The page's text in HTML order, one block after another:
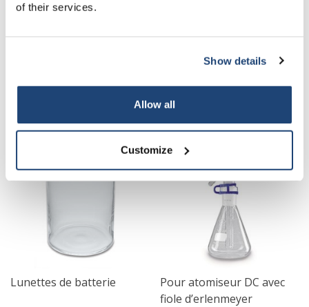
of their services.
Show details
Allow all
Customize
€50,30 Sans les taxes
Guide de repérage pour
€33,03 Sans les taxes
Lunettes de batterie
Pour atomiseur DC avec
fiole d’erlenmeyer
Your discount applies to orders above €50,00